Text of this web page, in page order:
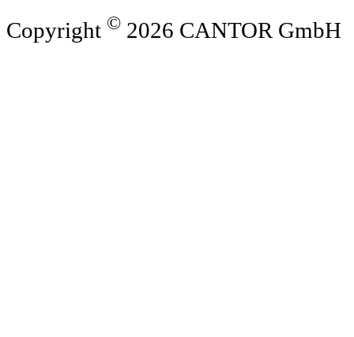
Copyright © 2026 CANTOR GmbH